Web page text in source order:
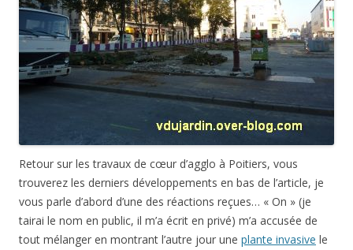
Retour sur les travaux de cœur d’agglo à Poitiers, vous
trouverez les derniers développements en bas de l’article, je
vous parle d’abord d’une des réactions reçues… « On » (je
tairai le nom en public, il m’a écrit en privé) m’a accusée de
tout mélanger en montrant l’autre jour une plante invasive le